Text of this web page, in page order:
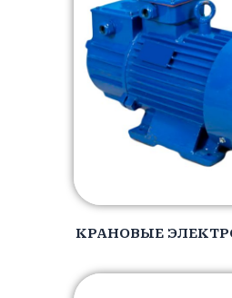
КРАНОВЫЕ